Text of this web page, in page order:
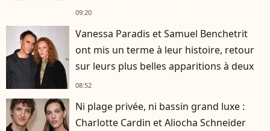
publiquement"
09:20
Vanessa Paradis et Samuel Benchetrit
ont mis un terme à leur histoire, retour
sur leurs plus belles apparitions à deux
08:52
Ni plage privée, ni bassin grand luxe :
Charlotte Cardin et Aliocha Schneider